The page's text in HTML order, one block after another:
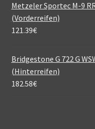
Metzeler Sportec M-9
(Vorderreifen)
121.39€
Bridgestone G 722 G
(Hinterreifen)
182.58€